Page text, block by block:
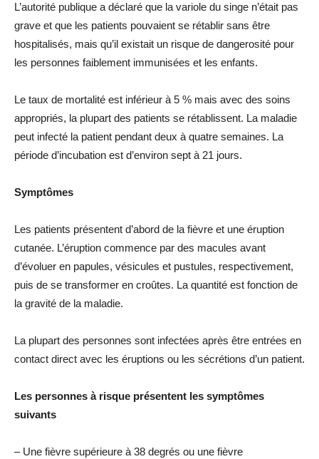
L’autorité publique a déclaré que la variole du singe n’était pas
grave et que les patients pouvaient se rétablir sans être
hospitalisés, mais qu’il existait un risque de dangerosité pour
les personnes faiblement immunisées et les enfants.
Le taux de mortalité est inférieur à 5 % mais avec des soins
appropriés, la plupart des patients se rétablissent. La maladie
peut infecté la patient pendant deux à quatre semaines. La
période d’incubation est d’environ sept à 21 jours.
Symptômes
Les patients présentent d’abord de la fièvre et une éruption
cutanée. L’éruption commence par des macules avant
d’évoluer en papules, vésicules et pustules, respectivement,
puis de se transformer en croûtes. La quantité est fonction de
la gravité de la maladie.
La plupart des personnes sont infectées après être entrées en
contact direct avec les éruptions ou les sécrétions d’un patient.
Les personnes à risque présentent les symptômes
suivants
– Une fièvre supérieure à 38 degrés ou une fièvre